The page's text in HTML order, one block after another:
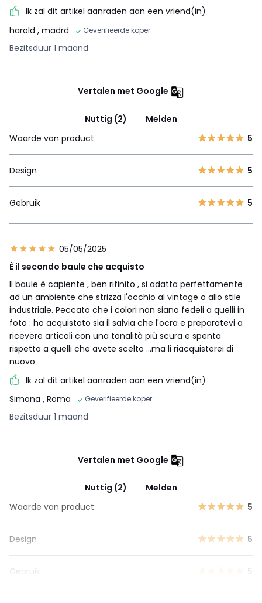
Ik zal dit artikel aanraden aan een vriend(in)
harold , madrd Geverifieerde koper
Bezitsduur 1 maand
Vertalen met Google
Nuttig (2)
Melden
Waarde van product
5
Design 5
Gebruik 5
05/05/2025
È il secondo baule che acquisto
Il baule è capiente , ben rifinito , si adatta perfettamente
ad un ambiente che strizza l'occhio al vintage o allo stile
industriale. Peccato che i colori non siano fedeli a quelli in
foto : ho acquistato sia il salvia che l'ocra e preparatevi a
ricevere articoli con una tonalità più scura e spenta
rispetto a quelli che avete scelto ...ma li riacquisterei di
nuovo
Ik zal dit artikel aanraden aan een vriend(in)
Simona , Roma Geverifieerde koper
Bezitsduur 1 maand
Vertalen met Google
Nuttig (2)
Melden
Waarde van product
5
Design 5
Gebruik 5